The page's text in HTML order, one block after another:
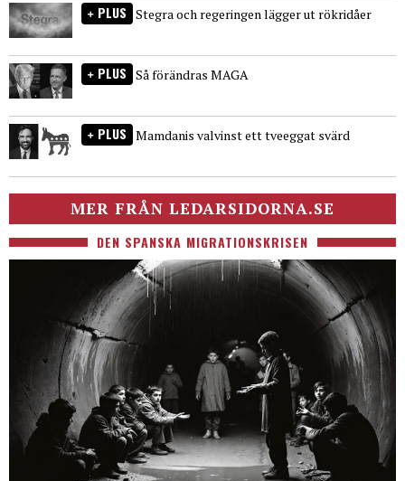
PLUS Stegra och regeringen lägger ut rökridåer
PLUS Så förändras MAGA
PLUS Mamdanis valvinst ett tveeggat svärd
MER FRÅN LEDARSIDORNA.SE
DEN SPANSKA MIGRATIONSKRISEN